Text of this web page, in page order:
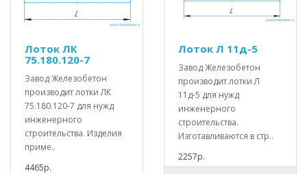
Лоток ЛК
75.180.120-7
Завод Железобетон
производит лотки ЛК
75.180.120-7 для нужд
инженерного
строительства. Изделия
приме..
4465р.
Лоток Л 11д-5
Завод Железобетон
производит лотки Л
11д-5 для нужд
инженерного
строительства.
Изготавливаются в стр..
2257р.